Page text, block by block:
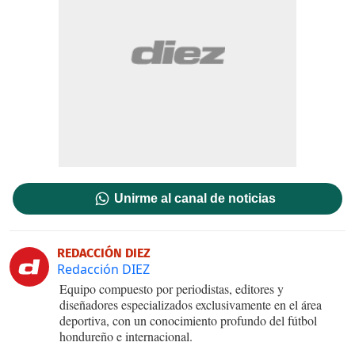
Unirme al canal de noticias
REDACCIÓN DIEZ
Redacción DIEZ
Equipo compuesto por periodistas, editores y
diseñadores especializados exclusivamente en el área
deportiva, con un conocimiento profundo del fútbol
hondureño e internacional.